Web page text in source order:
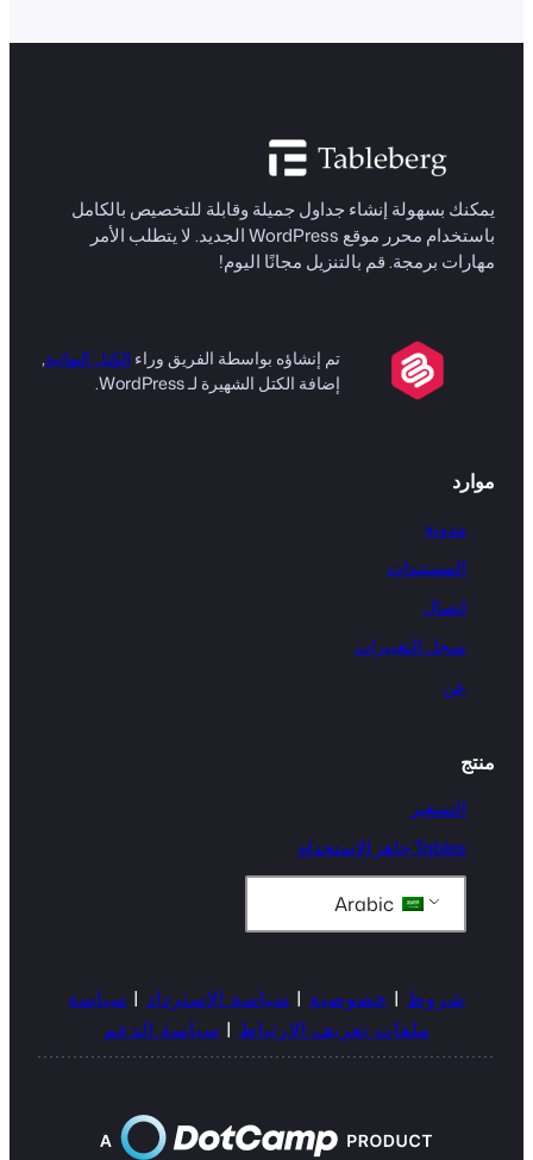
يمكنك بسهولة إنشاء جداول جميلة وقابلة للتخصيص بالكامل
باستخدام محرر موقع WordPress الجديد. لا يتطلب الأمر
مهارات برمجة. قم بالتنزيل مجانًا اليوم!
تم إنشاؤه بواسطة الفريق وراء الكتل النهائية,
إضافة الكتل الشهيرة لـ WordPress.
موارد
مدونة
المستندات
اتصال
سجل التغييرات
عن
منتج
التسعير
Tables جاهز الاستخدام
Arabic
شروط | خصوصية | سياسة الاسترداد | سياسة
ملفات تعريف الارتباط | سياسة الدعم